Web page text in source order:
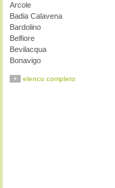
Arcole
Badia Calavena
Bardolino
Belfiore
Bevilacqua
Bonavigo
Bosco Chiesanuova
+ elenco completo